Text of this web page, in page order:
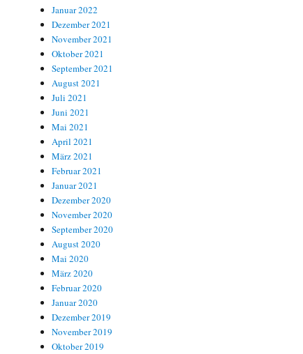
Januar 2022
Dezember 2021
November 2021
Oktober 2021
September 2021
August 2021
Juli 2021
Juni 2021
Mai 2021
April 2021
März 2021
Februar 2021
Januar 2021
Dezember 2020
November 2020
September 2020
August 2020
Mai 2020
März 2020
Februar 2020
Januar 2020
Dezember 2019
November 2019
Oktober 2019